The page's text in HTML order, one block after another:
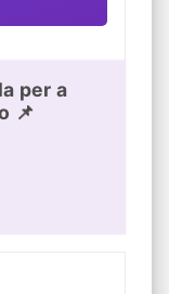
per a
📌